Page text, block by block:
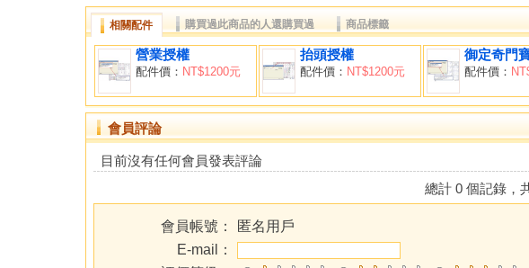
相關配件 購買過此商品的人還購買過 商品標籤
營業授權
配件價： NT$1200元
抬頭授權
配件價： NT$1200元
御定奇門
配件價：
會員評論
目前沒有任何會員發表評論
總計 0 個記錄，
會員帳號：
匿名用戶
E-mail：